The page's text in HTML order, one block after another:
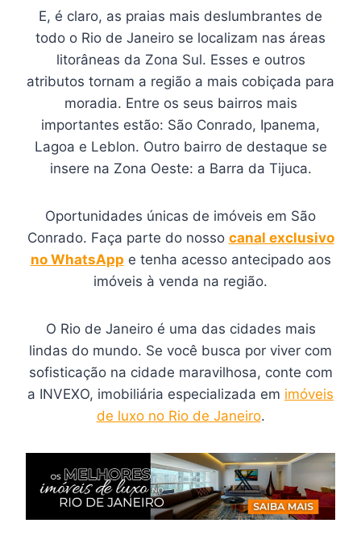
E, é claro, as praias mais deslumbrantes de
todo o Rio de Janeiro se localizam nas áreas
litorâneas da Zona Sul. Esses e outros
atributos tornam a região a mais cobiçada para
moradia. Entre os seus bairros mais
importantes estão: São Conrado, Ipanema,
Lagoa e Leblon. Outro bairro de destaque se
insere na Zona Oeste: a Barra da Tijuca.
Oportunidades únicas de imóveis em São
Conrado. Faça parte do nosso canal exclusivo
no WhatsApp e tenha acesso antecipado aos
imóveis à venda na região.
O Rio de Janeiro é uma das cidades mais
lindas do mundo. Se você busca por viver com
sofisticação na cidade maravilhosa, conte com
a INVEXO, imobiliária especializada em imóveis
de luxo no Rio de Janeiro.